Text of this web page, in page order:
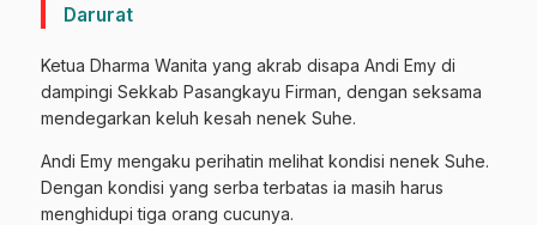
Darurat
Ketua Dharma Wanita yang akrab disapa Andi Emy di
dampingi Sekkab Pasangkayu Firman, dengan seksama
mendegarkan keluh kesah nenek Suhe.
Andi Emy mengaku perihatin melihat kondisi nenek Suhe.
Dengan kondisi yang serba terbatas ia masih harus
menghidupi tiga orang cucunya.